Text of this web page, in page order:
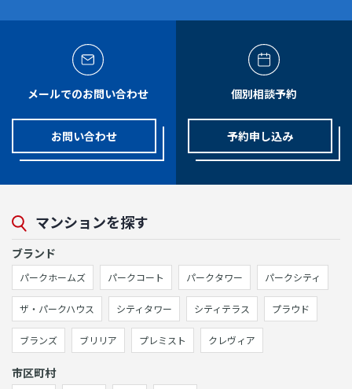
メールでのお問い合わせ
お問い合わせ
個別相談予約
予約申し込み
マンションを探す
ブランド
パークホームズ パークコート パークタワー パークシティ
ザ・パークハウス シティタワー シティテラス プラウド
ブランズ ブリリア プレミスト クレヴィア
市区町村